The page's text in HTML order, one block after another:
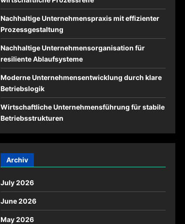
Nachhaltige Unternehmenspraxis mit effizienter
Prozessgestaltung
Nachhaltige Unternehmensorganisation für
resiliente Ablaufsysteme
Moderne Unternehmensentwicklung durch klare
Betriebslogik
Wirtschaftliche Unternehmensführung für stabile
Betriebsstrukturen
Archiv
July 2026
June 2026
May 2026